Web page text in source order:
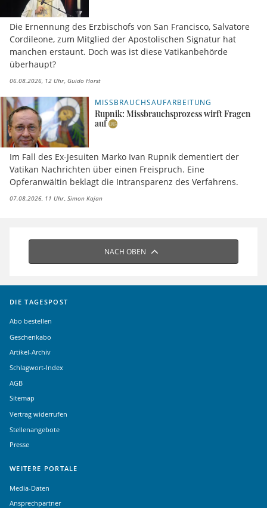
Die Ernennung des Erzbischofs von San Francisco, Salvatore
Cordileone, zum Mitglied der Apostolischen Signatur hat
manchen erstaunt. Doch was ist diese Vatikanbehörde
überhaupt?
06.08.2026, 12 Uhr Guido Horst
MISSBRAUCHSAUFARBEITUNG
Rupnik: Missbrauchsprozess wirft Fragen
auf
Im Fall des Ex-Jesuiten Marko Ivan Rupnik dementiert der
Vatikan Nachrichten über einen Freispruch. Eine
Opferanwältin beklagt die Intransparenz des Verfahrens.
07.08.2026, 11 Uhr Simon Kajan
NACH OBEN
DIE TAGESPOST
Abo bestellen
Geschenkabo
Artikel-Archiv
Schlagwort-Index
AGB
Sitemap
Vertrag widerrufen
Stellenangebote
Presse
WEITERE PORTALE
Media-Daten
Ansprechpartner